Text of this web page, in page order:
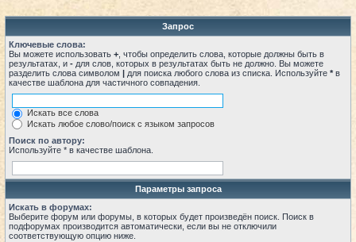
Запрос
Ключевые слова:
Вы можете использовать + , чтобы определить слова, которые должны быть в
результатах, и - для слов, которых в результатах быть не должно. Вы можете
разделить слова символом | для поиска любого слова из списка. Используйте * в
качестве шаблона для частичного совпадения.
Искать все слова
Искать любое слово/поиск с языком запросов
Поиск по автору:
Используйте * в качестве шаблона.
Параметры запроса
Искать в форумах:
Выберите форум или форумы, в которых будет произведён поиск. Поиск в
подфорумах производится автоматически, если вы не отключили
соответствующую опцию ниже.